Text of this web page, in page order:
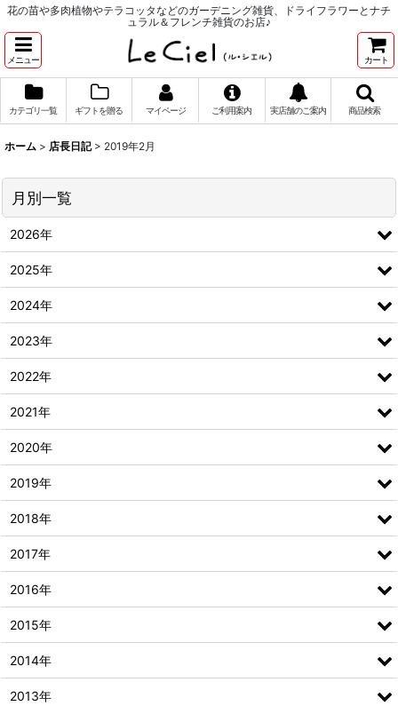
花の苗や多肉植物やテラコッタなどのガーデニング雑貨、ドライフラワーとナチ
ュラル＆フレンチ雑貨のお店♪
メニュー カート
カテゴリ一覧 ギフトを贈る マイページ ご利用案内 実店舗のご案内 商品検索
ホーム > 店長日記 > 2019年2月
月別一覧
2026年
2025年
2024年
2023年
2022年
2021年
2020年
2019年
2018年
2017年
2016年
2015年
2014年
2013年